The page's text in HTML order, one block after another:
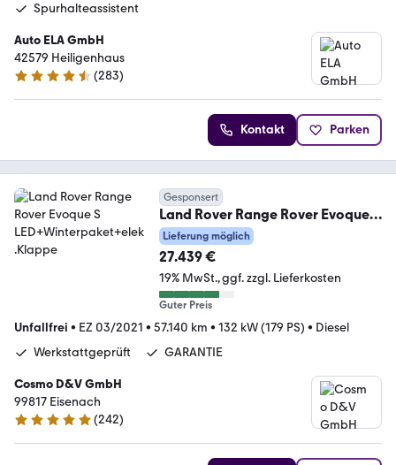
Spurhalteassistent
Auto ELA GmbH
42579 Heiligenhaus
4.7 Sterne
(283)
Kontakt Parken
Gesponsert
Land Rover Range Rover Evoque S
LED+Winterpaket+elek.Klappe
Lieferung möglich
27.439 €
19% MwSt. ggf. zzgl. Lieferkosten
Guter Preis
Unfallfrei • EZ 03/2021 • 57.140 km • 132 kW (179 PS) • Diesel
Werkstattgeprüft
GARANTIE
Cosmo D&V GmbH
99817 Eisenach
4.9 Sterne
(242)